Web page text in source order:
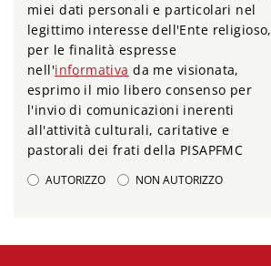
miei dati personali e particolari nel
legittimo interesse dell'Ente religioso,
per le finalità espresse
nell'informativa da me visionata,
esprimo il mio libero consenso per
l'invio di comunicazioni inerenti
all'attività culturali, caritative e
pastorali dei frati della PISAPFMC
AUTORIZZO NON AUTORIZZO